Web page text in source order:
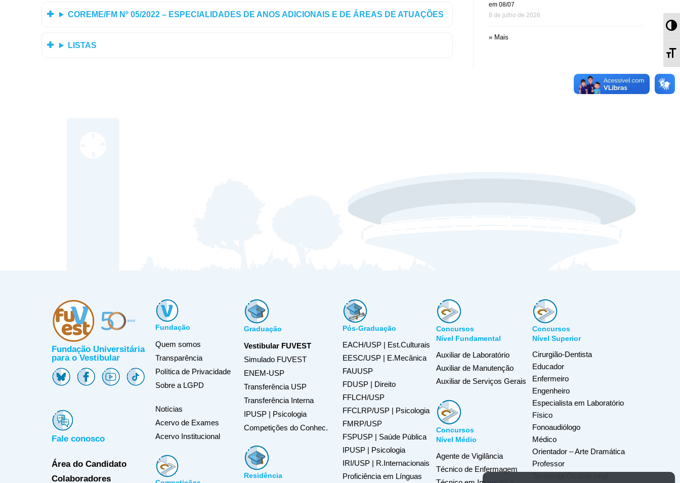
COREME/FM Nº 05/2022 – ESPECIALIDADES DE ANOS ADICIONAIS E DE ÁREAS DE ATUAÇÕES
LISTAS
em 08/07
8 de julho de 2026
» Mais
Fundação Universitária
para o Vestibular
Fale conosco
Área do Candidato
Colaboradores
Fundação
Quem somos
Transparência
Política de Privacidade
Sobre a LGPD
Notícias
Acervo de Exames
Acervo Institucional
Graduação
Vestibular FUVEST
Simulado FUVEST
ENEM-USP
Transferência USP
Transferência Interna
IPUSP | Psicologia
Competições do Conhec.
Residência
Pós-Graduação
EACH/USP | Est.Culturais
EESC/USP | E.Mecânica
FAUUSP
FDUSP | Direito
FFLCH/USP
FFCLRP/USP | Psicologia
FMRP/USP
FSPUSP | Saúde Pública
IPUSP | Psicologia
IRI/USP | R.Internacionais
Proficiência em Línguas
Concursos
Nível Fundamental
Auxiliar de Laboratório
Auxiliar de Manutenção
Auxiliar de Serviços Gerais
Concursos
Nível Médio
Agente de Vigilância
Técnico de Enfermagem
Concursos
Nível Superior
Cirurgião-Dentista
Educador
Enfermeiro
Engenheiro
Especialista em Laboratório
Físico
Fonoaudiólogo
Médico
Orientador – Arte Dramática
Professor